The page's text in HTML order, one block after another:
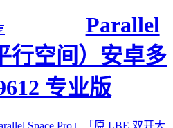
Parallel
行空间）安卓多
专业版
Space Pro」「原 LBE 双开大